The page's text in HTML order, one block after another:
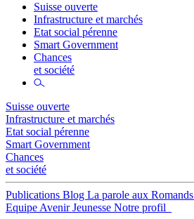
Suisse ouverte
Infrastructure et marchés
Etat social pérenne
Smart Government
Chances
et société
Suisse ouverte
Infrastructure et marchés
Etat social pérenne
Smart Government
Chances
et société
Publications Blog La parole aux Romands
Equipe Avenir Jeunesse Notre profil